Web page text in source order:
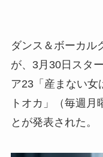
ダンス＆ボーカル
が、3月30日スタ
ア23「産まない女
トオカ」（毎週月
とが発表された。